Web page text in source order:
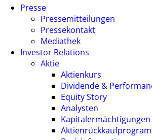
Presse
Pressemitteilungen
Pressekontakt
Mediathek
Investor Relations
Aktie
Aktienkurs
Dividende &
Equity Story
Analysten